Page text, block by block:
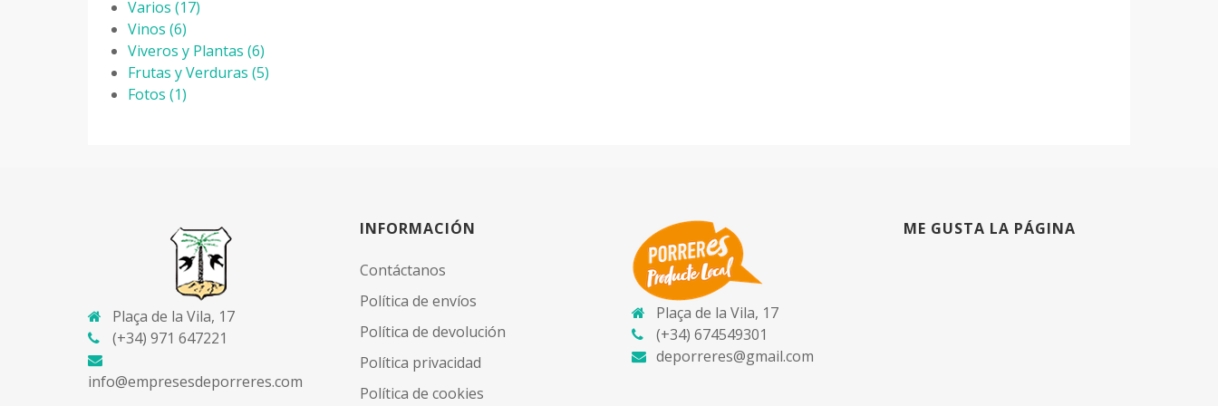
Varios (17)
Vinos (6)
Viveros y Plantas (6)
Frutas y Verduras (5)
Fotos (1)
Plaça de la Vila, 17
(+34) 971 647221
info@empresesdeporreres.com
INFORMACIÓN
Contáctanos
Política de envíos
Política de devolución
Política privacidad
Política de cookies
Plaça de la Vila, 17
(+34) 674549301
deporreres@gmail.com
ME GUSTA LA PÁGINA